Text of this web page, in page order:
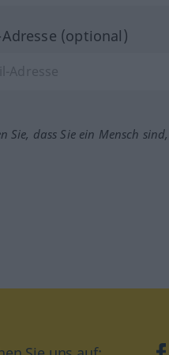
(optional)
Sie, dass Sie ein Mensch